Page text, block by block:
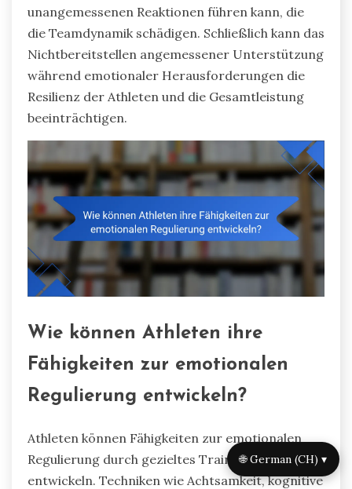
unangemessenen Reaktionen führen kann, die
die Teamdynamik schädigen. Schließlich kann das
Nichtbereitstellen angemessener Unterstützung
während emotionaler Herausforderungen die
Resilienz der Athleten und die Gesamtleistung
beeinträchtigen.
Wie können Athleten ihre
Fähigkeiten zur emotionalen
Regulierung entwickeln?
Athleten können Fähigkeiten zur emotionalen
Regulierung durch gezieltes Training und Übung
entwickeln. Techniken wie Achtsamkeit, kognitive
🌐 German (CH) ▾